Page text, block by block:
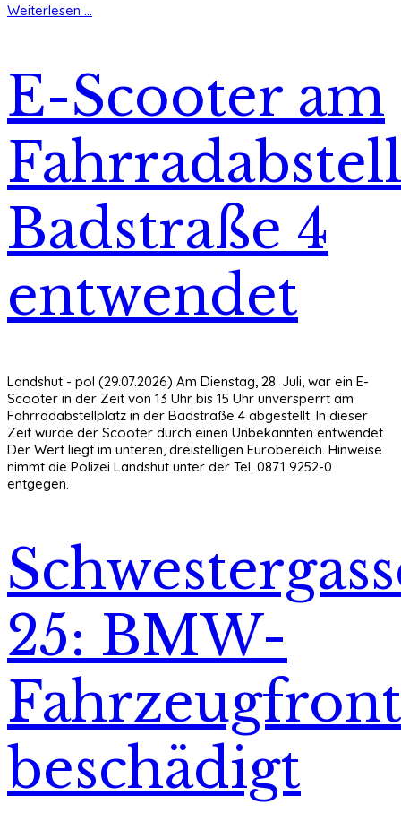
Weiterlesen ...
E-Scooter am
Badstraße 4
entwendet
Landshut - pol (29.07.2026) Am Dienstag, 28. Juli, war ein E-
Scooter in der Zeit von 13 Uhr bis 15 Uhr unversperrt am
Fahrradabstellplatz in der Badstraße 4 abgestellt. In dieser
Zeit wurde der Scooter durch einen Unbekannten entwendet.
Der Wert liegt im unteren, dreistelligen Eurobereich. Hinweise
nimmt die Polizei Landshut unter der Tel. 0871 9252-0
entgegen.
25: BMW-
Fahrzeugfront
beschädigt